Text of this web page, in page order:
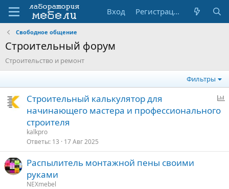
Вход Регистрация
Свободное общение
Строительный форум
Строительство и ремонт
Фильтры
Строительный калькулятор для
начинающего мастера и профессионального
строителя
kalkpro
Ответы 13 17 Авг 2025
Распылитель монтажной пены своими
руками
NEXmebel